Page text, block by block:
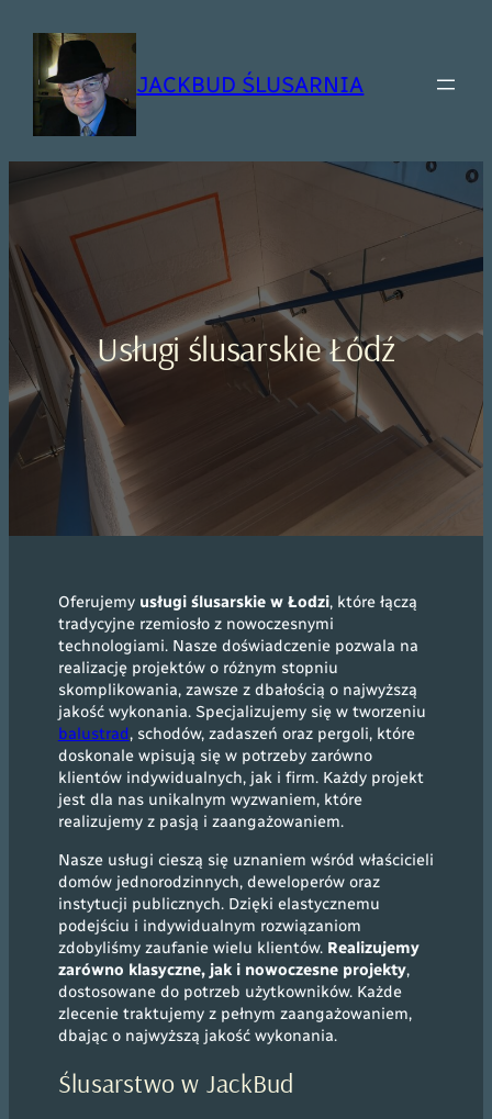
treści
JACKBUD ŚLUSARNIA
Usługi ślusarskie Łódź
Oferujemy usługi ślusarskie w Łodzi, które łączą
tradycyjne rzemiosło z nowoczesnymi
technologiami. Nasze doświadczenie pozwala na
realizację projektów o różnym stopniu
skomplikowania, zawsze z dbałością o najwyższą
jakość wykonania. Specjalizujemy się w tworzeniu
balustrad, schodów, zadaszeń oraz pergoli, które
doskonale wpisują się w potrzeby zarówno
klientów indywidualnych, jak i firm. Każdy projekt
jest dla nas unikalnym wyzwaniem, które
realizujemy z pasją i zaangażowaniem.
Nasze usługi cieszą się uznaniem wśród właścicieli
domów jednorodzinnych, deweloperów oraz
instytucji publicznych. Dzięki elastycznemu
podejściu i indywidualnym rozwiązaniom
zdobyliśmy zaufanie wielu klientów. Realizujemy
zarówno klasyczne, jak i nowoczesne projekty,
dostosowane do potrzeb użytkowników. Każde
zlecenie traktujemy z pełnym zaangażowaniem,
dbając o najwyższą jakość wykonania.
Ślusarstwo w JackBud